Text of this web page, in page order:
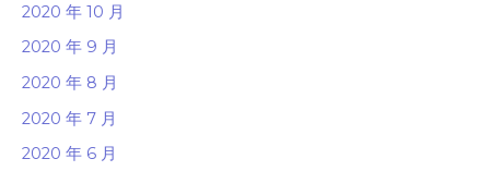
2020 年 10 月
2020 年 9 月
2020 年 8 月
2020 年 7 月
2020 年 6 月